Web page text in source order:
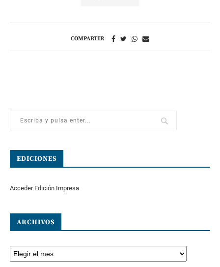
COMPARTIR
EDICIONES
Acceder Edición Impresa
ARCHIVOS